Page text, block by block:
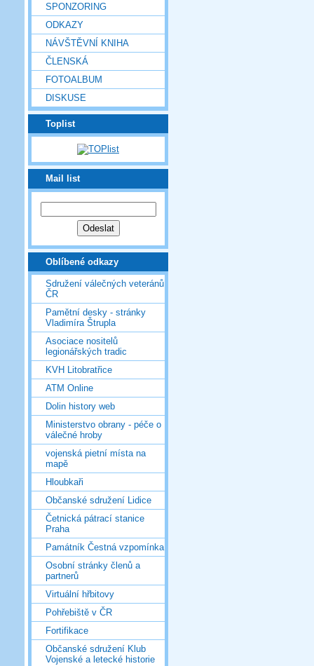
SPONZORING
ODKAZY
NÁVŠTĚVNÍ KNIHA
ČLENSKÁ
FOTOALBUM
DISKUSE
Toplist
Mail list
Oblíbené odkazy
Sdružení válečných veteránů
ČR
Pamětní desky - stránky
Vladimíra Štrupla
Asociace nositelů
legionářských tradic
KVH Litobratřice
ATM Online
Dolin history web
Ministerstvo obrany - péče o
válečné hroby
vojenská pietní místa na
mapě
Hloubkaři
Občanské sdružení Lidice
Četnická pátrací stanice
Praha
Památník Čestná vzpomínka
Osobní stránky členů a
partnerů
Virtuální hřbitovy
Pohřebiště v ČR
Fortifikace
Občanské sdružení Klub
Vojenské a letecké historie